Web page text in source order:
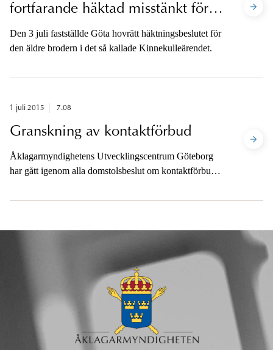
fortfarande häktad misstänkt för
mord
Den 3 juli fastställde Göta hovrätt häktningsbeslutet för
den äldre brodern i det så kallade Kinnekulleärendet.
1 juli 2015 7.08
Granskning av kontaktförbud
Åklagarmyndighetens Utvecklingscentrum Göteborg
har gått igenom alla domstolsbeslut om kontaktförbud
rättstillämpning ligger helt i linje med domstolarnas.